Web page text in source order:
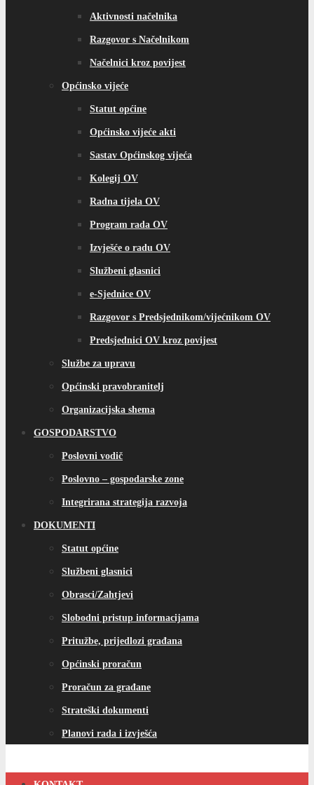
Aktivnosti načelnika
Razgovor s Načelnikom
Načelnici kroz povijest
Općinsko vijeće
Statut općine
Općinsko vijeće akti
Sastav Općinskog vijeća
Kolegij OV
Radna tijela OV
Program rada OV
Izvješće o radu OV
Službeni glasnici
e-Sjednice OV
Razgovor s Predsjednikom/vijećnikom OV
Predsjednici OV kroz povijest
Službe za upravu
Općinski pravobranitelj
Organizacijska shema
GOSPODARSTVO
Poslovni vodič
Poslovno – gospodarske zone
Integrirana strategija razvoja
DOKUMENTI
Statut općine
Službeni glasnici
Obrasci/Zahtjevi
Slobodni pristup informacijama
Pritužbe, prijedlozi građana
Općinski proračun
Proračun za građane
Strateški dokumenti
Planovi rada i izvješća